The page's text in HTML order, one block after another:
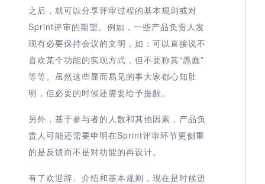
之后，就可以分享评审过程的基本规则或对
Sprint评审的期望。例如，一些产品负责人发
现有必要保持会议的文明，如：可以直接说不
喜欢某个功能的实现方式，但不要称其“愚蠢”
等等。虽然这些显而易见的事大家都心知肚
明，但必要的时候还需要给予提醒。
另外，基于参与者的人数和其他因素，产品负
责人可能还需要申明在Sprint评审环节更侧重
的是反馈而不是对功能的再设计。
有了欢迎辞、介绍和基本规则，现在是时候进